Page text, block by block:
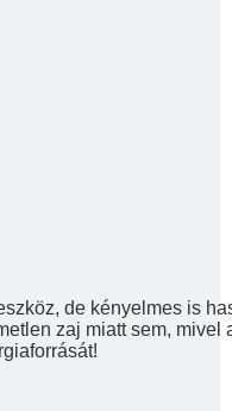
de kényelmes is
zaj miatt sem,